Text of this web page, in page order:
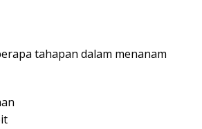
tahapan dalam menanam